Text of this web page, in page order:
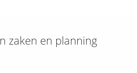
zaken en planning